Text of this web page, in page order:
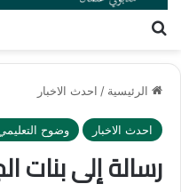
الرئيسية / احدث الاخبار
احدث الاخبار وضوح
رسالة إلى بنات